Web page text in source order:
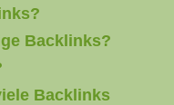
Backlinks?
Backlinks